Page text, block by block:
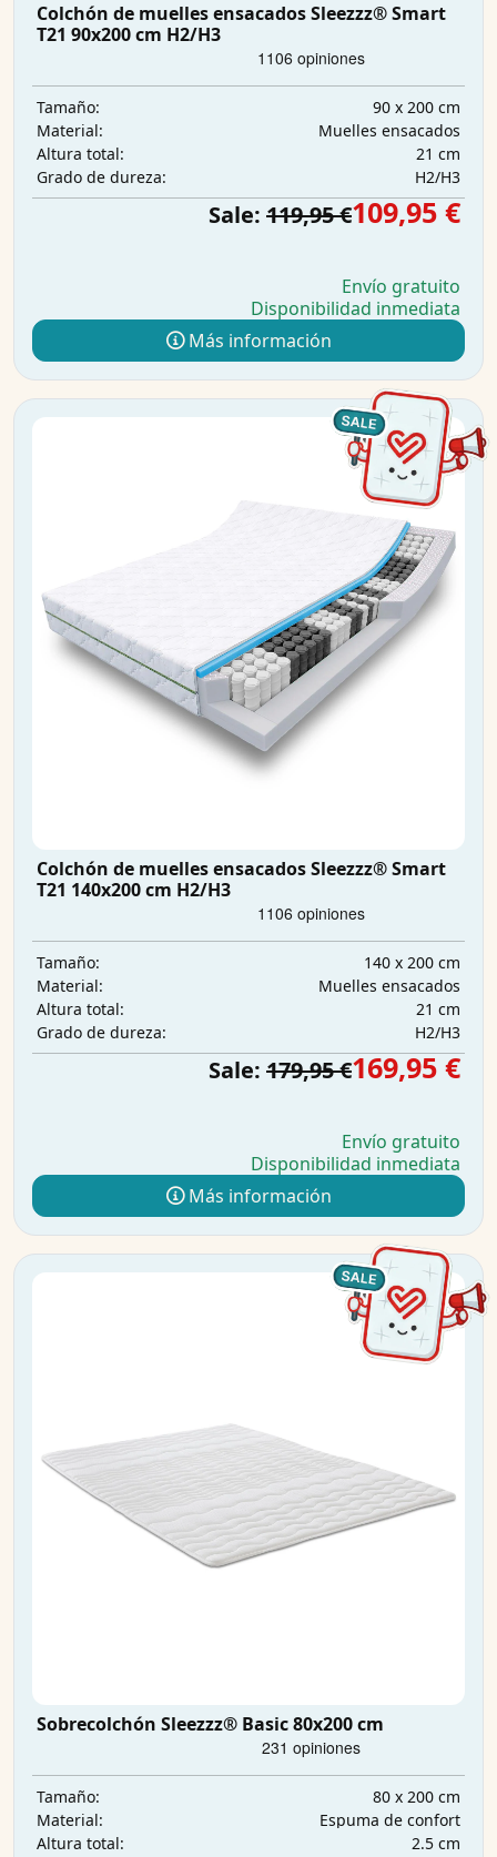
Colchón de muelles ensacados Sleezzz® Smart
T21 90x200 cm H2/H3
Tamaño:
90 x 200 cm
Material:
Muelles ensacados
Altura total:
21 cm
Grado de dureza:
H2/H3
Sale: 119,95 €109,95 €
Envío gratuito
Disponibilidad inmediata
Más información
Colchón de muelles ensacados Sleezzz® Smart
T21 140x200 cm H2/H3
Tamaño:
140 x 200 cm
Material:
Muelles ensacados
Altura total:
21 cm
Grado de dureza:
H2/H3
Sale: 179,95 €169,95 €
Envío gratuito
Disponibilidad inmediata
Más información
Sobrecolchón Sleezzz® Basic 80x200 cm
Tamaño:
80 x 200 cm
Material:
Espuma de confort
Altura total:
2.5 cm